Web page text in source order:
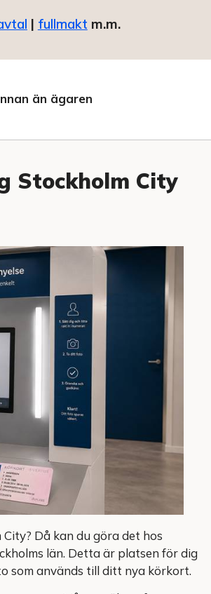
| fullmakt m.m.
än ägaren
Stockholm City
Då kan du göra det hos
län. Detta är platsen för dig
som används till ditt nya körkort.